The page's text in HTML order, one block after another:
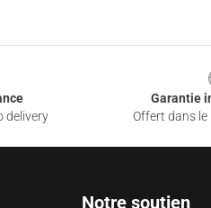
delivery
Garantie
Offert dans
Notre soutien